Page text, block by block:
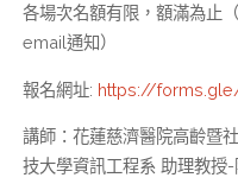
各場次名額有限，額滿為止
email通知）
報名網址: https://
講師：花蓮慈濟醫院高齡暨
技大學資訊工程系 助理教授-